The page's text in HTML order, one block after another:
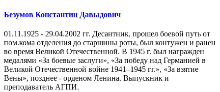
Безумов Константин Давыдович
01.11.1925 - 29.04.2002 гг. Десантник, прошел боевой путь от
пом.кома отделения до старшины роты, был контужен и ранен
во время Великой Отечественной. В 1945 г. был награжден
медалями «За боевые заслуги», «За победу над Германией в
Великой Отечественной войне 1941–1945 гг.», «За взятие
Вены», позднее - орденом Ленина. Выпускник и
преподаватель АГПИ.